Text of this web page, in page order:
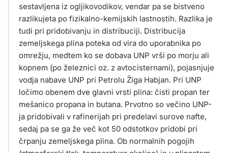
sestavljena iz ogljikovodikov, vendar pa se bistveno
razlikujeta po fizikalno-kemijskih lastnostih. Razlika je
tudi pri pridobivanju in distribuciji. Distribucija
zemeljskega plina poteka od vira do uporabnika po
omrežju, medtem ko se dobava UNP vrši po morju ali
kopnem (po železnici oz. z avtocisternami), pojasnjuje
vodja nabave UNP pri Petrolu Žiga Habjan. Pri UNP
ločimo obenem dve glavni vrsti plina: čisti propan ter
mešanico propana in butana. Prvotno so večino UNP-
ja pridobivali v rafinerijah pri predelavi surove nafte,
sedaj pa se ga že več kot 50 odstotkov pridobi pri
črpanju zemeljskega plina. Ob normalnih pogojih